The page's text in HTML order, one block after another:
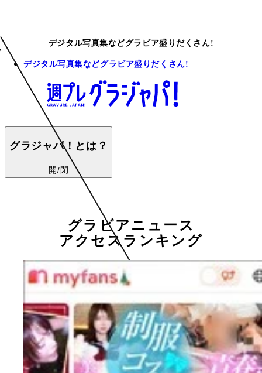
デジタル写真集などグラビア盛りだくさん!
デジタル写真集などグラビア盛りだくさん!
グラジャパ！とは？
開/閉
グラビアニュース
アクセスランキング